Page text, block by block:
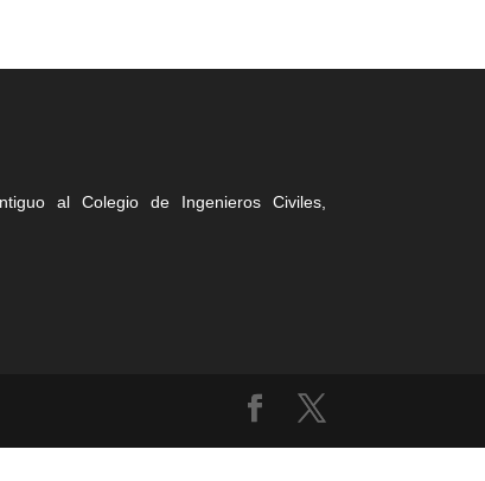
al Colegio de Ingenieros Civiles,